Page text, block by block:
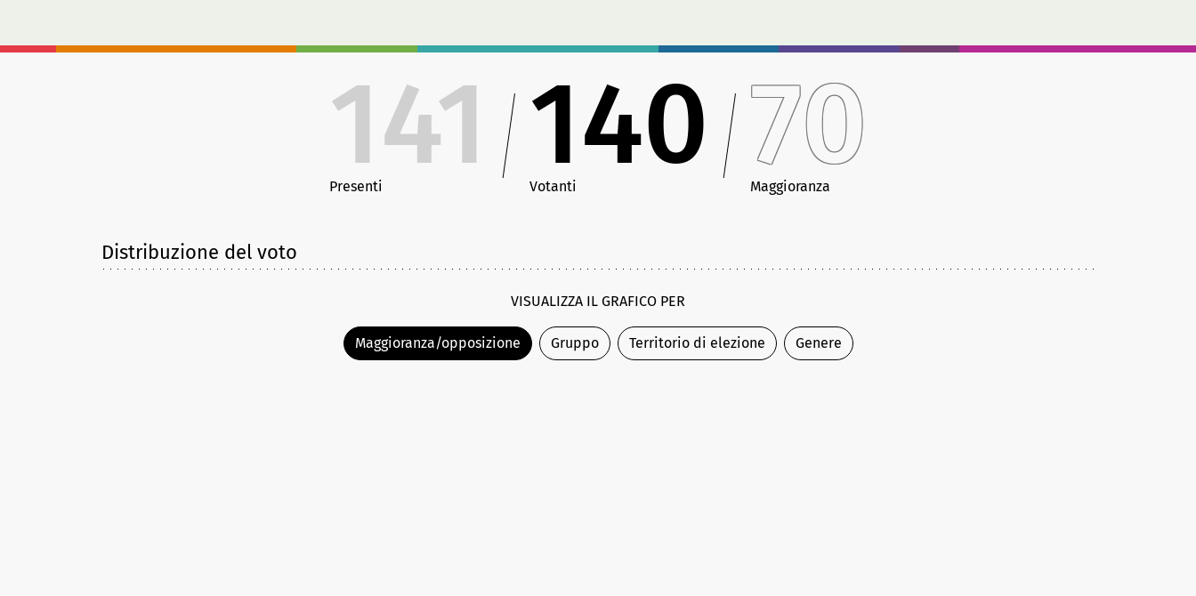
141
Presenti 140
Votanti 70
Maggioranza
Distribuzione del voto
VISUALIZZA IL GRAFICO PER
Maggioranza/opposizione Gruppo Territorio di elezione Genere